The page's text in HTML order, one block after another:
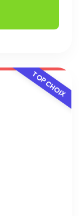
TOP CHOIX
sur
par ce
envois — ou